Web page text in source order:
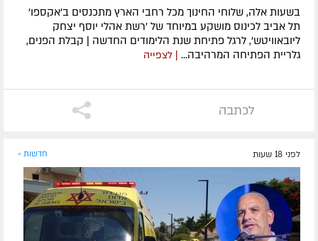
בשעות אלה, שלוחי החינוך מכל רחבי הארץ מתכנסים ב'אקספו'
תל אביב לכינוס מושקע במיוחד של 'רשת אהלי יוסף יצחק
ליובאוויטש', לרגל פתיחת שנת הלימודים החדשה | קבלת הפנים,
גלריית הפתיחה המרהיבה...
| לצפייה
לכתבה
לפני 18 שעות חדשות »